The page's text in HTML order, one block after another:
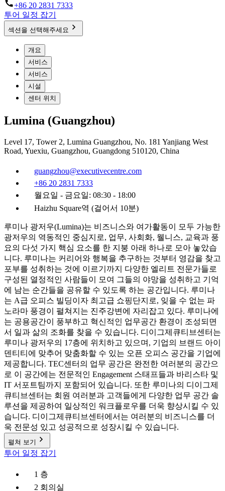
+86 20 2831 7333
투어 일정 잡기
섹션을 선택해주세요
개요
서비스
서비스
시설
센터 위치
Lumina (Guangzhou)
Level 17, Tower 2, Lumina Guangzhou, No. 181 Yanjiang West
Road, Yuexiu, Guangzhou, Guangdong 510120, China
guangzhou@executivecentre.com
+86 20 2831 7333
월요일 - 금요일: 08:30 - 18:00
Haizhu Square역 (걸어서 10분)
루미나 광저우(Lumina)는 비즈니스와 여가활동이 모두 가능한
광저우의 역동적인 중심지로, 업무, 사회화, 웰니스, 교육과 풍
요의 다섯 가지 핵심 요소를 한 지붕 아래 하나로 모아 놓았습
니다. 루미나는 커리어와 행복을 추구하는 것부터 영감을 찾고
포부를 성취하는 것에 이르기까지 다양한 엘리트 전문가들로
구성된 열정적인 사람들이 모여 그들의 야망을 성취하고 기억
에 남는 순간들을 공유할 수 있도록 하는 공간입니다. 루미나
는 A급 오피스 빌딩이자 최고급 쇼핑단지로, 잊을 수 없는 파
노라마 풍경이 펼쳐지는 진주강변에 자리잡고 있다. 루미나에
는 공용공간이 풍부하고 혁신적인 업무공간 환경이 조성되면
서 일과 삶의 조화를 찾을 수 있습니다. 디이그제큐티브센터는
루미나 광저우의 17층에 위치하고 있으며, 기업의 브랜드 아이
덴티티에 맞추어 맞춤화할 수 있는 오픈 오피스 공간을 기업에
제공합니다. TEC센터의 업무 공간은 완전한 여러분의 공간으
로 이 공간에는 전문적인 Engagement 스태프들과 바리스타 및
IT 서포트팀까지 포함되어 있습니다. 또한 루미나의 디이그제
큐티브센터는 회원 여러분과 고객들에게 다양한 업무 공간 솔
루션을 제공하여 일상적인 워크플로우를 더욱 향상시킬 수 있
습니다. 디이그제큐티브센터에서는 여러분의 비즈니스를 더
욱 전문성 있고 성공적으로 성장시킬 수 있습니다.
펼쳐 보기
투어 일정 잡기
1 층
2 회의실